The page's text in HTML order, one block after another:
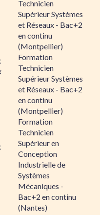
Technicien
Supérieur Systèmes
et Réseaux - Bac+2
en continu
(Montpellier)
Formation
Technicien
Supérieur Systèmes
et Réseaux - Bac+2
en continu
(Montpellier)
Formation
Technicien
Supérieur en
Conception
Industrielle de
Systèmes
Mécaniques -
Bac+2 en continu
(Nantes)